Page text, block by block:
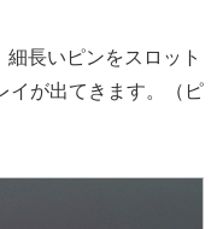
長いピンをスロット
イが出てきます。（ピ